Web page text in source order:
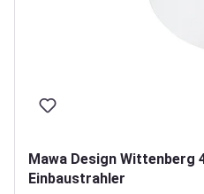
Mawa Design Wittenberg
Einbaustrahler